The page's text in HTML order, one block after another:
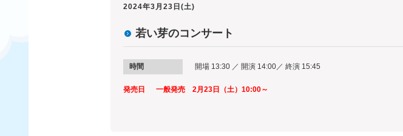
2024年3月23日(土)
若い芽のコンサート
時間 開場 13:30 ／ 開演 14:00／ 終演 15:45
発売日 一般発売 2月23日（土）10:00～